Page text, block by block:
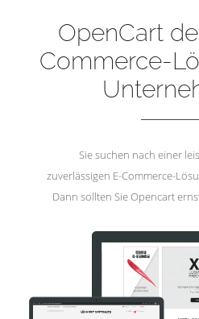
OpenCart
Commerce-
Sie suchen nach einer
zuverlässigen E-Commerce-
Dann sollten Sie Opencart